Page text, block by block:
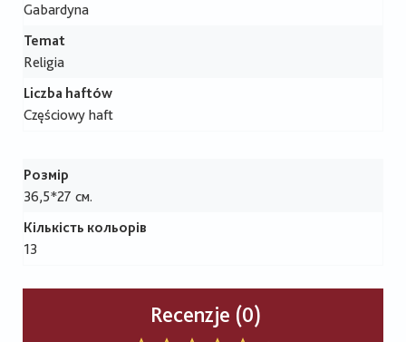
Gabardyna
Temat
Religia
Liczba haftów
Częściowy haft
Розмір
36,5*27 см.
Кількість кольорів
13
Recenzje (0)